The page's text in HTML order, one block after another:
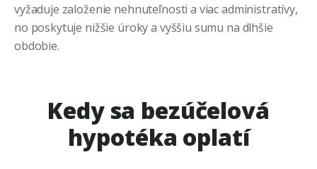
vyžaduje založenie nehnuteľnosti a viac administratívy,
no poskytuje nižšie úroky a vyššiu sumu na dlhšie
obdobie.
Kedy sa bezúčelová
hypotéka oplatí